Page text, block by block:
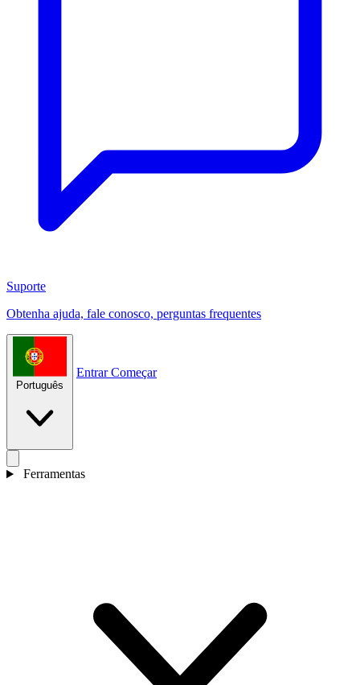
Suporte
Obtenha ajuda, fale conosco, perguntas frequentes
Português
EntrarComeçar
Ferramentas